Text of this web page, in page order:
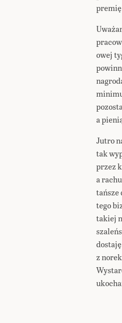
premię
owej
a
Jutro
tak
przez
a
tańsze
tego
takiej
z